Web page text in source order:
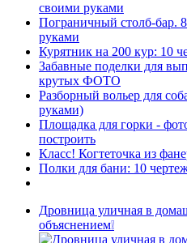
своими руками
Пограничный столб-бар.
руками
Курятник на 200 кур: 10
Забавные поделки для
крутых ФОТО
Разборный вольер для
руками)
Площадка для горки -
построить
Класс! Когтеточка из
Полки для бани: 10
Дровница уличная в
объяснением❕